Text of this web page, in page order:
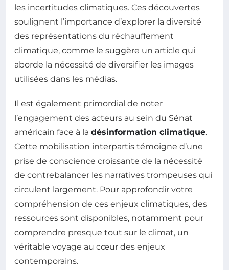
les incertitudes climatiques. Ces découvertes
soulignent l’importance d’explorer la diversité
des représentations du réchauffement
climatique, comme le suggère un article qui
aborde la nécessité de diversifier les images
utilisées dans les médias.
Il est également primordial de noter
l’engagement des acteurs au sein du Sénat
américain face à la désinformation climatique.
Cette mobilisation interpartis témoigne d’une
prise de conscience croissante de la nécessité
de contrebalancer les narratives trompeuses qui
circulent largement. Pour approfondir votre
compréhension de ces enjeux climatiques, des
ressources sont disponibles, notamment pour
comprendre presque tout sur le climat, un
véritable voyage au cœur des enjeux
contemporains.